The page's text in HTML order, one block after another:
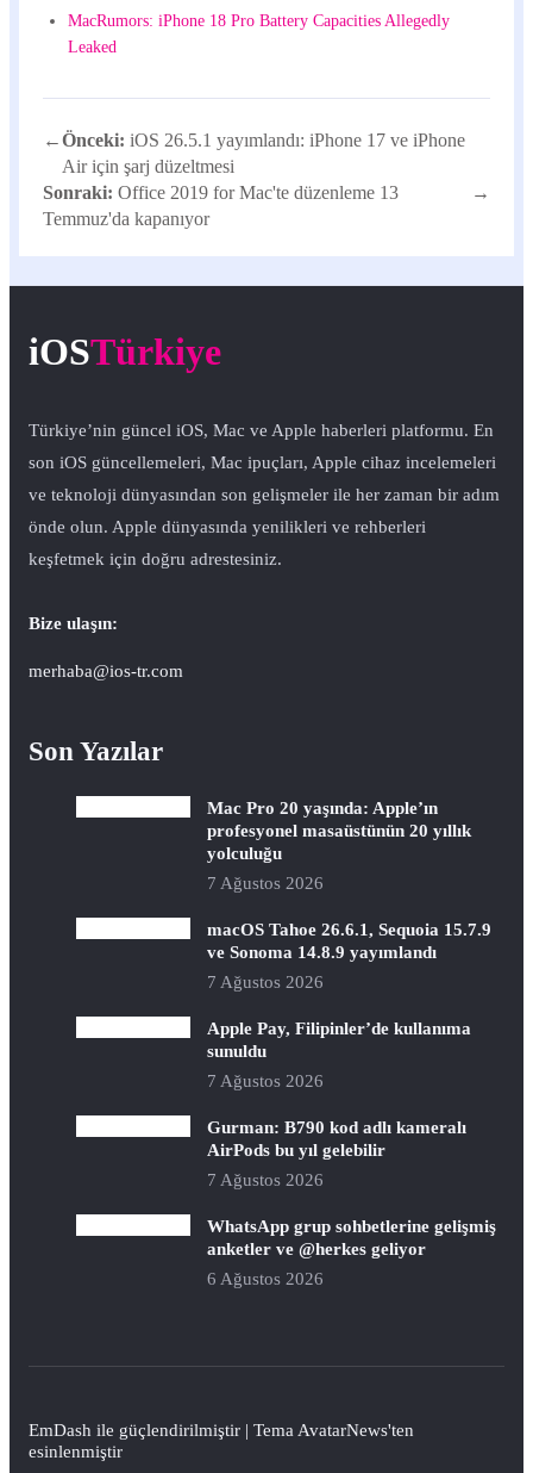
MacRumors: iPhone 18 Pro Battery Capacities Allegedly
Leaked
←Önceki: iOS 26.5.1 yayımlandı: iPhone 17 ve iPhone
Air için şarj düzeltmesi
Sonraki: Office 2019 for Mac'te düzenleme 13
Temmuz'da kapanıyor
→
iOSTürkiye
Türkiye’nin güncel iOS, Mac ve Apple haberleri platformu. En
son iOS güncellemeleri, Mac ipuçları, Apple cihaz incelemeleri
ve teknoloji dünyasından son gelişmeler ile her zaman bir adım
önde olun. Apple dünyasında yenilikleri ve rehberleri
keşfetmek için doğru adrestesiniz.
Bize ulaşın:
merhaba@ios-tr.com
Son Yazılar
Mac Pro 20 yaşında: Apple’ın
profesyonel masaüstünün 20 yıllık
yolculuğu
7 Ağustos 2026
macOS Tahoe 26.6.1, Sequoia 15.7.9
ve Sonoma 14.8.9 yayımlandı
7 Ağustos 2026
Apple Pay, Filipinler’de kullanıma
sunuldu
7 Ağustos 2026
Gurman: B790 kod adlı kameralı
AirPods bu yıl gelebilir
7 Ağustos 2026
WhatsApp grup sohbetlerine gelişmiş
anketler ve @herkes geliyor
6 Ağustos 2026
EmDash ile güçlendirilmiştir | Tema AvatarNews'ten
esinlenmiştir